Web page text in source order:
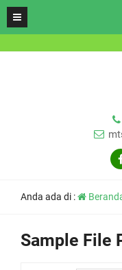
Anda ada di :
Sample File